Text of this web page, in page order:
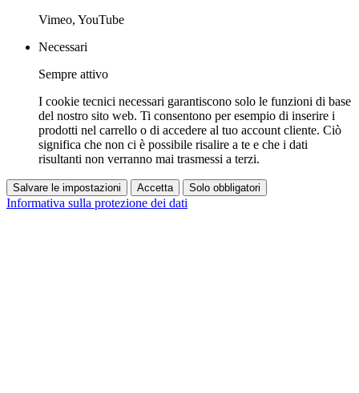
Vimeo, YouTube
Necessari
Sempre attivo
I cookie tecnici necessari garantiscono solo le funzioni di base
del nostro sito web. Ti consentono per esempio di inserire i
prodotti nel carrello o di accedere al tuo account cliente. Ciò
significa che non ci è possibile risalire a te e che i dati
risultanti non verranno mai trasmessi a terzi.
Salvare le impostazioni Accetta Solo obbligatori
Informativa sulla protezione dei dati